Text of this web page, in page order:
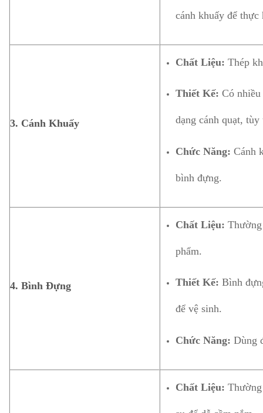
cánh khuấy để
3. Cánh Khuấy
Chất Liệu: Thép
Thiết Kế: Có
dạng cánh quạt,
Chức Năng: Cánh
bình đựng.
4. Bình Đựng
Chất Liệu:
phẩm.
Thiết Kế: Bình
để vệ sinh.
Chức Năng: Dùng
Chất Liệu: